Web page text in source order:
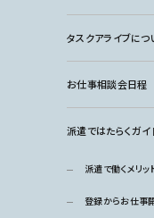
タスクアライブにつ
お仕事相談会日程
派遣ではたらくガイ
派遣で働くメリッ
登録からお仕事